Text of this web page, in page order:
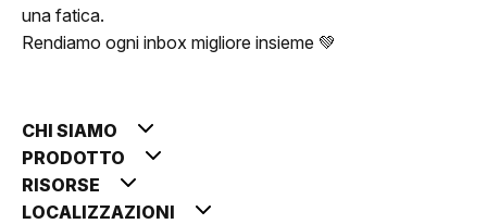
una fatica.
Rendiamo ogni inbox migliore insieme 💚
CHI SIAMO
PRODOTTO
RISORSE
LOCALIZZAZIONI